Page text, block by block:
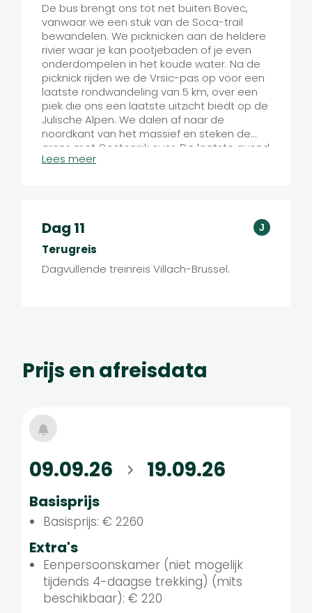
De bus brengt ons tot net buiten Bovec,
vanwaar we een stuk van de Soca-trail
bewandelen. We picknicken aan de heldere
rivier waar je kan pootjebaden of je even
onderdompelen in het koude water. Na de
picknick rijden we de Vrsic-pas op voor een
laatste rondwandeling van 5 km, over een
piek die ons een laatste uitzicht biedt op de
Julische Alpen. We dalen af naar de
noordkant van het massief en steken de
grens met Oostenrijk over. De laatste avond
slapen we in een hotel in Villach, en sluiten
Lees meer
Dag 11 J
Terugreis
Dagvullende treinreis Villach-Brussel.
Prijs en afreisdata
09.09.26 19.09.26
Basisprijs
Basisprijs: € 2260
Extra's
Eenpersoonskamer (niet mogelijk
tijdends 4-daagse trekking) (mits
beschikbaar): € 220